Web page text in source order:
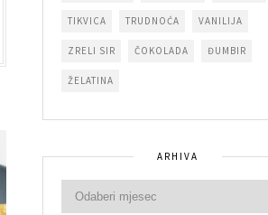
TIKVICA TRUDNOĆA VANILIJA
ZRELI SIR ČOKOLADA ĐUMBIR
ŽELATINA
ARHIVA